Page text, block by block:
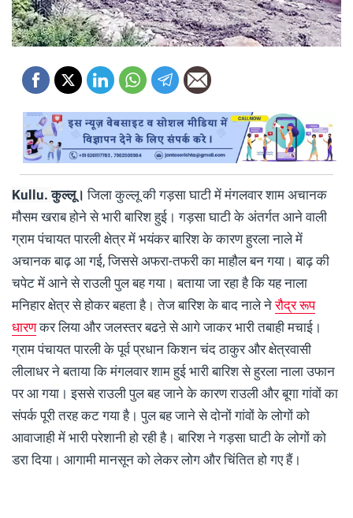
Kullu.कुल्लू।जिला कुल्लू की गड़सा घाटी में मंगलवार शाम अचानक
मौसम खराब होने से भारी बारिश हुई। गड़सा घाटी के अंतर्गत आने वाली
ग्राम पंचायत पारली क्षेत्र में भयंकर बारिश के कारण हुरला नाले में
अचानक बाढ़ आ गई, जिससे अफरा-तफरी का माहौल बन गया। बाढ़ की
चपेट में आने से राउली पुल बह गया। बताया जा रहा है कि यह नाला
मनिहार क्षेत्र से होकर बहता है। तेज बारिश के बाद नाले नेरौद्र रूप
धारणकर लिया और जलस्तर बढऩे से आगे जाकर भारी तबाही मचाई।
ग्राम पंचायत पारली के पूर्व प्रधान किशन चंद ठाकुर और क्षेत्रवासी
लीलाधर ने बताया कि मंगलवार शाम हुई भारी बारिश से हुरला नाला उफान
पर आ गया। इससे राउली पुल बह जाने के कारण राउली और बूगा गांवों का
संपर्क पूरी तरह कट गया है। पुल बह जाने से दोनों गांवों के लोगों को
आवाजाही में भारी परेशानी हो रही है। बारिश ने गड़सा घाटी के लोगों को
डरा दिया। आगामी मानसून को लेकर लोग और चिंतित हो गए हैं।